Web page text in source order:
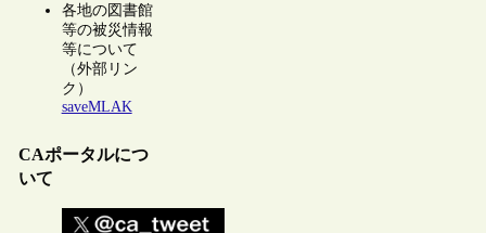
各地の図書館
等の被災情報
等について
（外部リン
ク）
saveMLAK
CAポータルにつ
いて